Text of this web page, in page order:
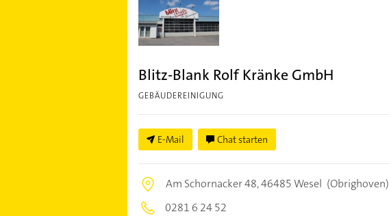
Blitz-Blank Rolf Kränke GmbH
GEBÄUDEREINIGUNG
E-Mail Chat starten
Am Schornacker 48,46485 Wesel (Obrighoven)
0281 6 24 52